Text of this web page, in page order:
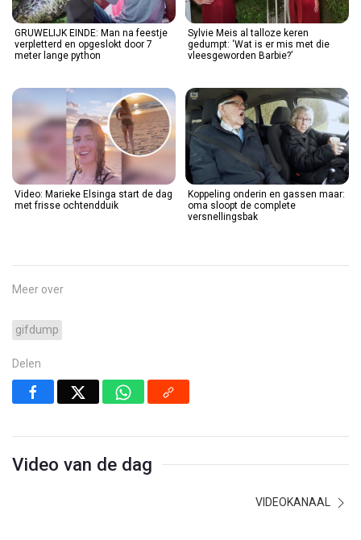
GRUWELIJK EINDE: Man na feestje
verpletterd en opgeslokt door 7
meter lange python
Sylvie Meis al talloze keren
gedumpt: ‘Wat is er mis met die
vleesgeworden Barbie?’
Video: Marieke Elsinga start de dag
met frisse ochtendduik
Koppeling onderin en gassen maar:
oma sloopt de complete
versnellingsbak
Meer over
gifdump
Delen
Video van de dag
VIDEOKANAAL